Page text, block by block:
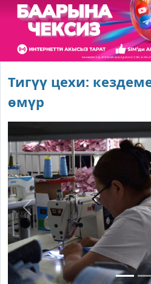
Тигүү цехи:
өмүр
Previous